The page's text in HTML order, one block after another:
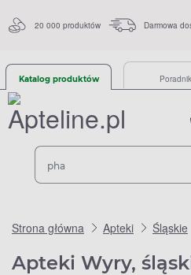
20 000 produktów Darmowa
Katalog produktów Poradnik
Strona główna Apteki Śląskie
Apteki Wyry,